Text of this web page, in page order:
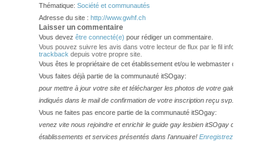
Thématique: Société et communautés
Adresse du site : http://www.gwhf.ch
Laisser un commentaire
Vous devez être connecté(e) pour rédiger un commentaire.
Vous pouvez suivre les avis dans votre lecteur de flux par le fil info
trackback depuis votre propre site.
Vous êtes le propriétaire de cet établissement et/ou le webmaster de ce site?
Vous faites déjà partie de la communauté itSOgay:
pour mettre à jour votre site et télécharger les photos de votre galerie,
indiqués dans le mail de confirmation de votre inscription reçu svp.
Vous ne faites pas encore partie de la communauté itSOgay:
venez vite nous rejoindre et enrichir le guide gay lesbien itSOgay de vos
établissements et services présentés dans l'annuaire! Enregistrez-vous ici!